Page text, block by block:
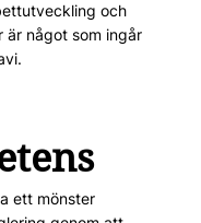
och
är något som ingår
ett mönster